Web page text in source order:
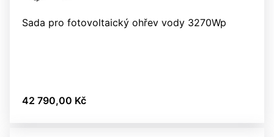
Sada pro fotovoltaický ohřev vody 3270Wp
42 790,00 Kč